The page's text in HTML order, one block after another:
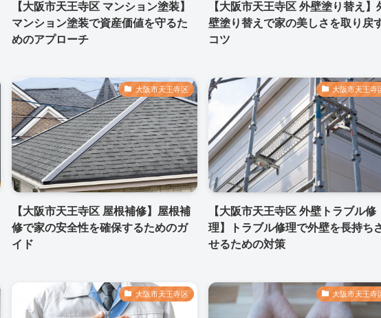
【大阪市天王寺区 マンション塗装】
マンション塗装で資産価値を守るた
めのアプローチ
【大阪市天王寺区 外壁塗り替え】
壁塗り替えで家の美しさを取り戻
コツ
大阪市天王寺区
【大阪市天王寺区 屋根補修】屋根補
修で家の安全性を確保するためのガ
イド
大阪市天王寺
【大阪市天王寺区 外壁トラブル修
理】トラブル修理で外壁を長持ち
せるための対策
大阪市天王寺区 大阪市天王寺